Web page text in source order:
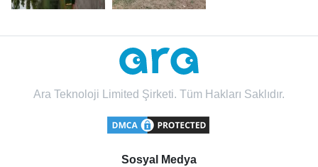
Ara Teknoloji Limited Şirketi. Tüm Hakları Saklıdır.
Sosyal Medya